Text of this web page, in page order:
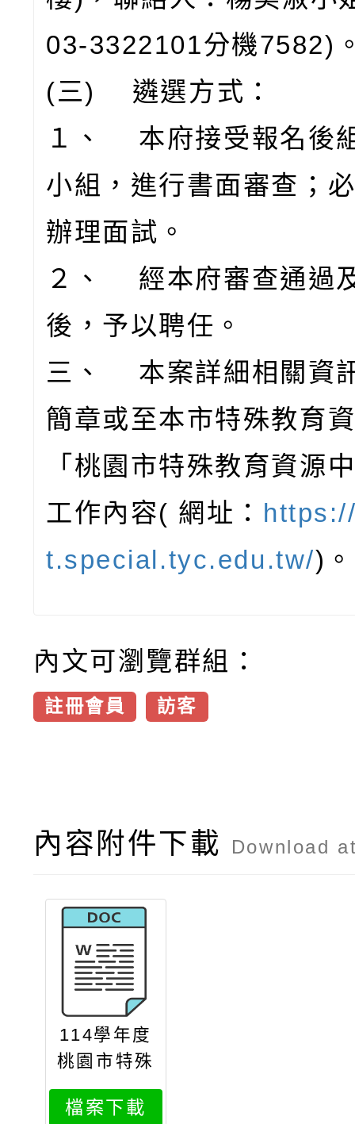
03-3322101分機7582)
(三) 遴選方式：
１、 本府接受報名後
小組，進行書面審查；
辦理面試。
２、 經本府審查通過
後，予以聘任。
三、 本案詳細相關資
簡章或至本市特殊教育
「桃園市特殊教育資源
工作內容( 網址：
t.special.tyc.edu.tw/)。
內文可瀏覽群組：
註冊會員 訪客
內容附件下載 Download
114學年度
桃園市特殊
教育資源中
心專業工作
檔案下載